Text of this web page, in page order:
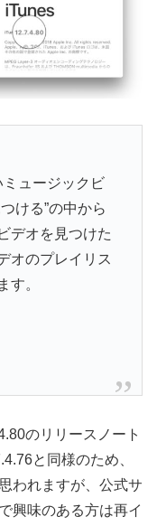
ュージックビ
ける”の中から
デオを見つけた
オのプレイリス
す。
のリリースノート
と同様のため、
われますが、公式サ
興味のある方は再イ